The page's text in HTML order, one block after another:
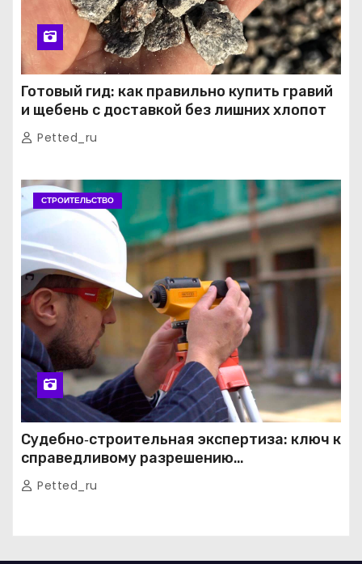
Готовый гид: как правильно купить гравий
и щебень с доставкой без лишних хлопот
Petted_ru
СТРОИТЕЛЬСТВО
Судебно‑строительная экспертиза: ключ к
справедливому разрешению
строительных споров
Petted_ru